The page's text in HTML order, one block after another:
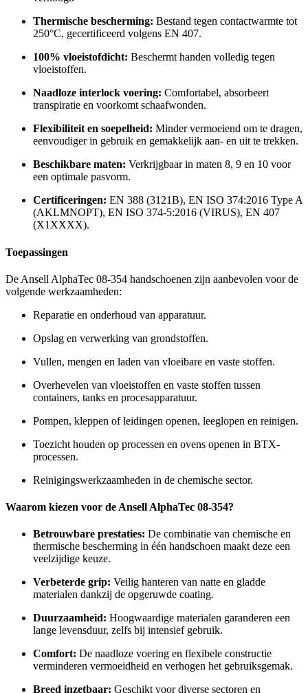
Thermische bescherming: Bestand tegen contactwarmte tot
250°C, gecertificeerd volgens EN 407.
100% vloeistofdicht: Beschermt handen volledig tegen
vloeistoffen.
Naadloze interlock voering: Comfortabel, absorbeert
transpiratie en voorkomt schaafwonden.
Flexibiliteit en soepelheid: Minder vermoeiend om te dragen,
eenvoudiger in gebruik en gemakkelijk aan- en uit te trekken.
Beschikbare maten: Verkrijgbaar in maten 8, 9 en 10 voor
een optimale pasvorm.
Certificeringen: EN 388 (3121B), EN ISO 374:2016 Type A
(AKLMNOPT), EN ISO 374-5:2016 (VIRUS), EN 407
(X1XXXX).
Toepassingen
De Ansell AlphaTec 08-354 handschoenen zijn aanbevolen voor de
volgende werkzaamheden:
Reparatie en onderhoud van apparatuur.
Opslag en verwerking van grondstoffen.
Vullen, mengen en laden van vloeibare en vaste stoffen.
Overhevelen van vloeistoffen en vaste stoffen tussen
containers, tanks en procesapparatuur.
Pompen, kleppen of leidingen openen, leeglopen en reinigen.
Toezicht houden op processen en ovens openen in BTX-
processen.
Reinigingswerkzaamheden in de chemische sector.
Waarom kiezen voor de Ansell AlphaTec 08-354?
Betrouwbare prestaties: De combinatie van chemische en
thermische bescherming in één handschoen maakt deze een
veelzijdige keuze.
Verbeterde grip: Veilig hanteren van natte en gladde
materialen dankzij de opgeruwde coating.
Duurzaamheid: Hoogwaardige materialen garanderen een
lange levensduur, zelfs bij intensief gebruik.
Comfort: De naadloze voering en flexibele constructie
verminderen vermoeidheid en verhogen het gebruiksgemak.
Breed inzetbaar: Geschikt voor diverse sectoren en